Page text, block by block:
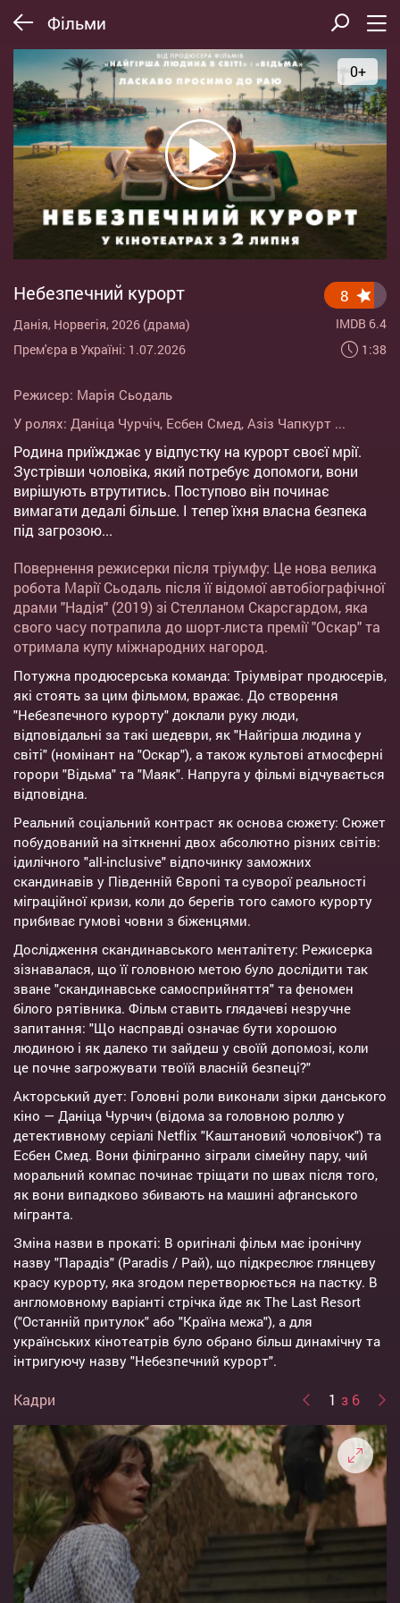
Фільми
0+
Небезпечний курорт
Данія, Норвегія, 2026 (драма)
Прем'єра в Україні: 1.07.2026
8
IMDB 6.4
1:38
Режисер: Марія Сьодаль
У ролях: Даніца Чурчіч, Есбен Смед, Азіз Чапкурт ...
Родина приїжджає у відпустку на курорт своєї мрії.
Зустрівши чоловіка, який потребує допомоги, вони
вирішують втрутитись. Поступово він починає
вимагати дедалі більше. І тепер їхня власна безпека
під загрозою...
Повернення режисерки після тріумфу: Це нова велика
робота Марії Сьодаль після її відомої автобіографічної
драми "Надія" (2019) зі Стелланом Скарсгардом, яка
свого часу потрапила до шорт-листа премії "Оскар" та
отримала купу міжнародних нагород.
Потужна продюсерська команда: Тріумвірат продюсерів,
які стоять за цим фільмом, вражає. До створення
"Небезпечного курорту" доклали руку люди,
відповідальні за такі шедеври, як "Найгірша людина у
світі" (номінант на "Оскар"), а також культові атмосферні
горори "Відьма" та "Маяк". Напруга у фільмі відчувається
відповідна.
Реальний соціальний контраст як основа сюжету: Сюжет
побудований на зіткненні двох абсолютно різних світів:
ідилічного "all-inclusive" відпочинку заможних
скандинавів у Південній Європі та суворої реальності
міграційної кризи, коли до берегів того самого курорту
прибиває гумові човни з біженцями.
Дослідження скандинавського менталітету: Режисерка
зізнавалася, що її головною метою було дослідити так
зване "скандинавське самосприйняття" та феномен
білого рятівника. Фільм ставить глядачеві незручне
запитання: "Що насправді означає бути хорошою
людиною і як далеко ти зайдеш у своїй допомозі, коли
це почне загрожувати твоїй власній безпеці?"
Акторський дует: Головні роли виконали зірки данського
кіно — Даніца Чурчич (відома за головною роллю у
детективному серіалі Netflix "Каштановий чоловічок") та
Есбен Смед. Вони філігранно зіграли сімейну пару, чий
моральний компас починає тріщати по швах після того,
як вони випадково збивають на машині афганського
мігранта.
Зміна назви в прокаті: В оригіналі фільм має іронічну
назву "Парадіз" (Paradis / Рай), що підкреслює глянцеву
красу курорту, яка згодом перетворюється на пастку. В
англомовному варіанті стрічка йде як The Last Resort
("Останній притулок" або "Країна межа"), а для
українських кінотеатрів було обрано більш динамічну та
інтригуючу назву "Небезпечний курорт".
Кадри 1 з 6